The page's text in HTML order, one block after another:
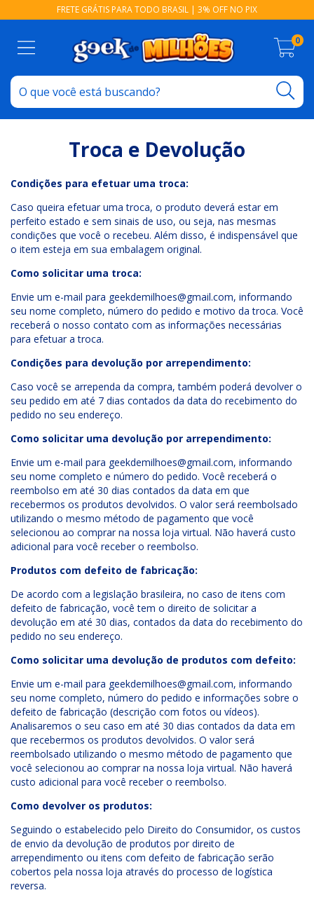
FRETE GRÁTIS PARA TODO BRASIL | 3% OFF NO PIX
0
Troca e Devolução
Condições para efetuar uma troca:
Caso queira efetuar uma troca, o produto deverá estar em
perfeito estado e sem sinais de uso, ou seja, nas mesmas
condições que você o recebeu. Além disso, é indispensável que
o item esteja em sua embalagem original.
Como solicitar uma troca:
Envie um e-mail para geekdemilhoes@gmail.com, informando
seu nome completo, número do pedido e motivo da troca. Você
receberá o nosso contato com as informações necessárias
para efetuar a troca.
Condições para devolução por arrependimento:
Caso você se arrependa da compra, também poderá devolver o
seu pedido em até 7 dias contados da data do recebimento do
pedido no seu endereço.
Como solicitar uma devolução por arrependimento:
Envie um e-mail para geekdemilhoes@gmail.com, informando
seu nome completo e número do pedido. Você receberá o
reembolso em até 30 dias contados da data em que
recebermos os produtos devolvidos. O valor será reembolsado
utilizando o mesmo método de pagamento que você
selecionou ao comprar na nossa loja virtual. Não haverá custo
adicional para você receber o reembolso.
Produtos com defeito de fabricação:
De acordo com a legislação brasileira, no caso de itens com
defeito de fabricação, você tem o direito de solicitar a
devolução em até 30 dias, contados da data do recebimento do
pedido no seu endereço.
Como solicitar uma devolução de produtos com defeito:
Envie um e-mail para geekdemilhoes@gmail.com, informando
seu nome completo, número do pedido e informações sobre o
defeito de fabricação (descrição com fotos ou vídeos).
Analisaremos o seu caso em até 30 dias contados da data em
que recebermos os produtos devolvidos. O valor será
reembolsado utilizando o mesmo método de pagamento que
você selecionou ao comprar na nossa loja virtual. Não haverá
custo adicional para você receber o reembolso.
Como devolver os produtos:
Seguindo o estabelecido pelo Direito do Consumidor, os custos
de envio da devolução de produtos por direito de
arrependimento ou itens com defeito de fabricação serão
cobertos pela nossa loja através do processo de logística
reversa.